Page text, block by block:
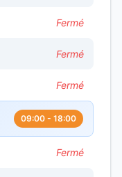
Fermé
Fermé
Fermé
09:00 - 18:00
Fermé